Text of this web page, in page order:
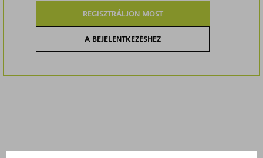
REGISZTRÁLJON MOST
A BEJELENTKEZÉSHEZ